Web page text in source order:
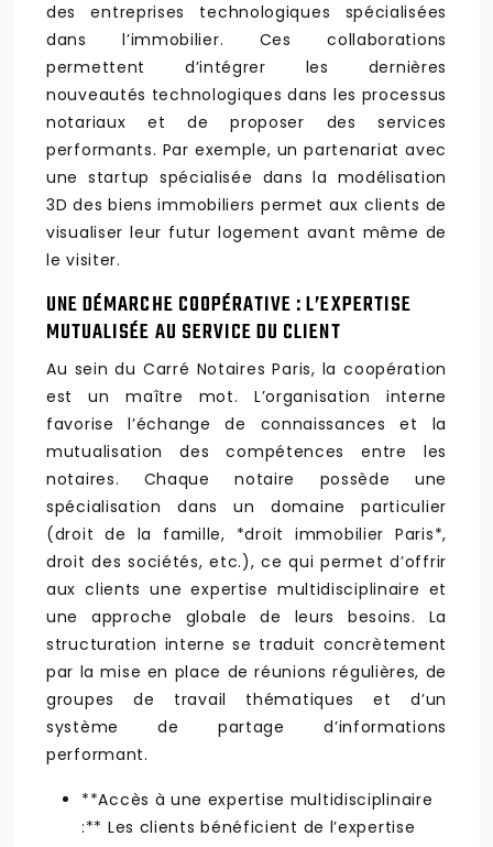
des entreprises technologiques spécialisées
dans l’immobilier. Ces collaborations
permettent d’intégrer les dernières
nouveautés technologiques dans les processus
notariaux et de proposer des services
performants. Par exemple, un partenariat avec
une startup spécialisée dans la modélisation
3D des biens immobiliers permet aux clients de
visualiser leur futur logement avant même de
le visiter.
UNE DÉMARCHE COOPÉRATIVE : L’EXPERTISE
MUTUALISÉE AU SERVICE DU CLIENT
Au sein du Carré Notaires Paris, la coopération
est un maître mot. L’organisation interne
favorise l’échange de connaissances et la
mutualisation des compétences entre les
notaires. Chaque notaire possède une
spécialisation dans un domaine particulier
(droit de la famille, *droit immobilier Paris*,
droit des sociétés, etc.), ce qui permet d’offrir
aux clients une expertise multidisciplinaire et
une approche globale de leurs besoins. La
structuration interne se traduit concrètement
par la mise en place de réunions régulières, de
groupes de travail thématiques et d’un
système de partage d’informations
performant.
**Accès à une expertise multidisciplinaire
:** Les clients bénéficient de l’expertise